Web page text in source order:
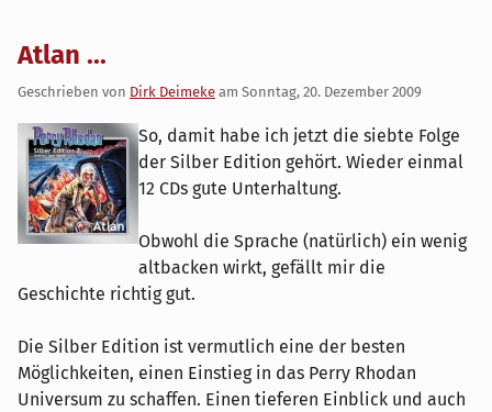
Atlan ...
Geschrieben von Dirk Deimeke am Sonntag, 20. Dezember 2009
So, damit habe ich jetzt die siebte Folge
der Silber Edition gehört. Wieder einmal
12 CDs gute Unterhaltung.
Obwohl die Sprache (natürlich) ein wenig
altbacken wirkt, gefällt mir die
Geschichte richtig gut.
Die Silber Edition ist vermutlich eine der besten
Möglichkeiten, einen Einstieg in das Perry Rhodan
Universum zu schaffen. Einen tieferen Einblick und auch